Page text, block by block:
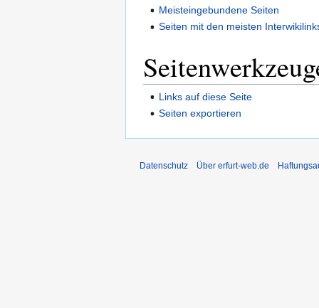
Meisteingebundene Seiten
Seiten mit den meisten
Links auf diese Seite
Seiten exportieren
Datenschutz Über erfurt-web.de